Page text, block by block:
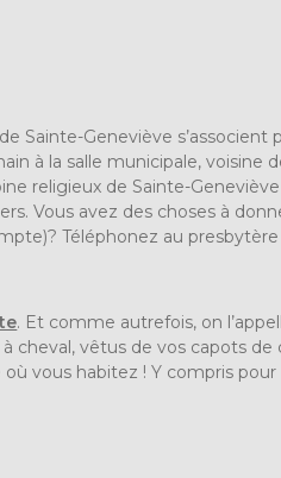
Sainte-Geneviève s’associent
à la salle municipale, voisine
religieux de Sainte-
Vous avez des choses à
Téléphonez au presbytère
. Et comme autrefois, on
cheval, vêtus de vos capots de
vous habitez ! Y compris pour